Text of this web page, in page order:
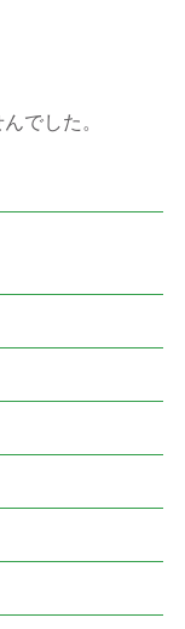
でした。